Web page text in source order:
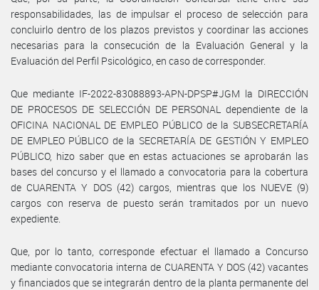
responsabilidades, las de impulsar el proceso de selección para
concluirlo dentro de los plazos previstos y coordinar las acciones
necesarias para la consecución de la Evaluación General y la
Evaluación del Perfil Psicológico, en caso de corresponder.
Que mediante IF-2022-83088893-APN-DPSP#JGM la DIRECCIÓN
DE PROCESOS DE SELECCIÓN DE PERSONAL dependiente de la
OFICINA NACIONAL DE EMPLEO PÚBLICO de la SUBSECRETARÍA
DE EMPLEO PÚBLICO de la SECRETARÍA DE GESTIÓN Y EMPLEO
PÚBLICO, hizo saber que en estas actuaciones se aprobarán las
bases del concurso y el llamado a convocatoria para la cobertura
de CUARENTA Y DOS (42) cargos, mientras que los NUEVE (9)
cargos con reserva de puesto serán tramitados por un nuevo
expediente.
Que, por lo tanto, corresponde efectuar el llamado a Concurso
mediante convocatoria interna de CUARENTA Y DOS (42) vacantes
y financiados que se integrarán dentro de la planta permanente del